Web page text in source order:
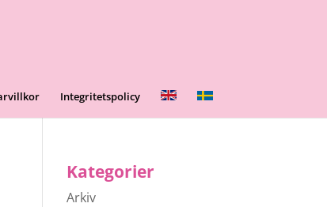
Integritetspolicy
Kategorier
Arkiv